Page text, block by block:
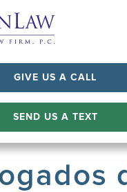
GIVE US A CALL
SEND US A TEXT